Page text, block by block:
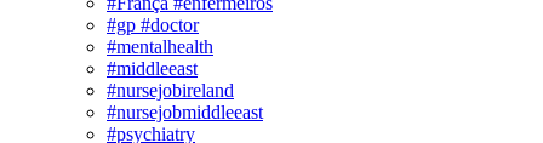
#gp #doctor
#mentalhealth
#middleeast
#nursejobireland
#nursejobmiddleeast
#psychiatry